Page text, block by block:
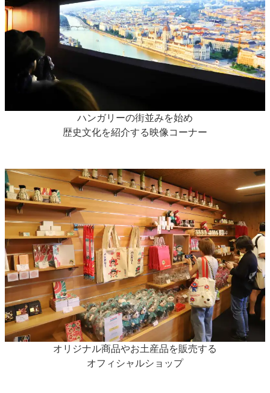
ハンガリーの街並みを始め
歴史文化を紹介する映像コーナー
オリジナル商品やお土産品を販売する
オフィシャルショップ